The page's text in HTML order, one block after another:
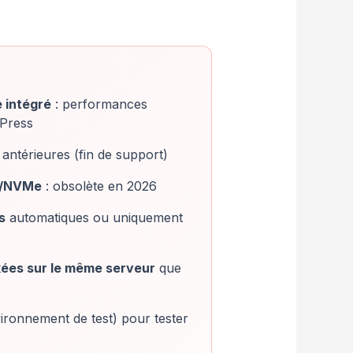
intégré : performances
(fin de support)
NVMe : obsolète en 2026
automatiques ou uniquement
sur le même serveur que
de test) pour tester